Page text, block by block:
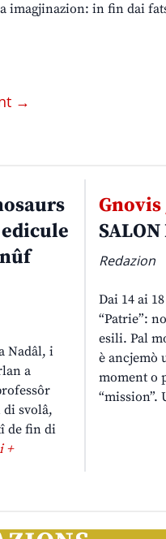
in fin dai
→
Nadâl, i
a
svolâ,
de fin di
+
Gnovis
Redazion
Dai 14 ai
“Patrie”:
esili. Pal
è ancjemò
moment o